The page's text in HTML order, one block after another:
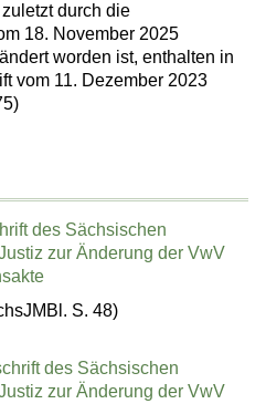
durch die
18. November 2025
worden ist, enthalten in
vom 11. Dezember 2023
des Sächsischen
zur Änderung der VwV
S. 48)
des Sächsischen
zur Änderung der VwV